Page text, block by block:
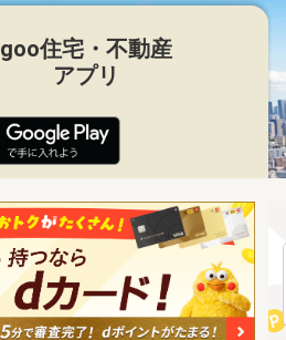
goo住宅・不動産
アプリ